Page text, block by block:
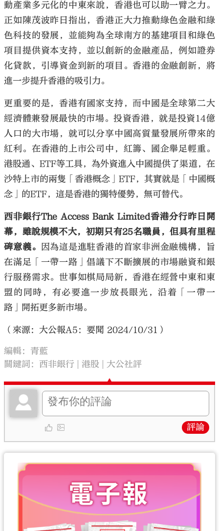
動產業多元化的中東來說，香港也可以助一臂之力。
正如陳茂波昨日指出，香港正大力推動綠色金融和綠
色科技的發展，並能夠為全球南方的基建項目和綠色
項目提供資本支持，並以創新的金融產品，例如證券
化貸款，引導資金到新的項目。香港的金融創新，將
進一步提升香港的吸引力。
更重要的是，香港有國家支持，而中國是全球第二大
經濟體兼發展最快的市場。投資香港，就是投資14億
人口的大市場，就可以分享中國高質量發展所帶來的
紅利。在香港的上市公司中，紅籌、國企舉足輕重。
港股通、ETF等工具，為外資進入中國提供了渠道，在
沙特上市的兩隻「香港概念」ETF，其實就是「中國概
念」的ETF，這是香港的獨特優勢，無可替代。
西非銀行The Access Bank Limited香港分行昨日開
幕，雖說規模不大，初期只有25名職員，但具有里程
碑意義。
因為這是進駐香港的首家非洲金融機構，旨
在滿足「一帶一路」倡議下不斷擴展的市場融資和銀
行服務需求。世事如棋局局新，香港在經營中東和東
盟的同時，有必要進一步放長眼光，沿着「一帶一
路」開拓更多新市場。
（來源：大公報A5：要聞 2024/10/31）
編輯：青藍
關鍵詞：西非銀行 港股 大公社評
評論